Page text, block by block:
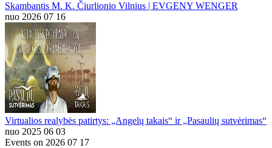
Skambantis M. K. Čiurlionio Vilnius | EVGENY WENGER
nuo 2026 07 16
Virtualios realybės patirtys: „Angelų takais“ ir „Pasaulių sutvėrimas“
nuo 2025 06 03
Events on 2026 07 17